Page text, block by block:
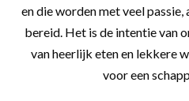
en die worden met veel
bereid. Het is de intentie van
van heerlijk eten en lekkere
voor een